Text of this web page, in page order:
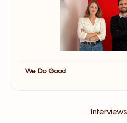
Interviews
We Do Good